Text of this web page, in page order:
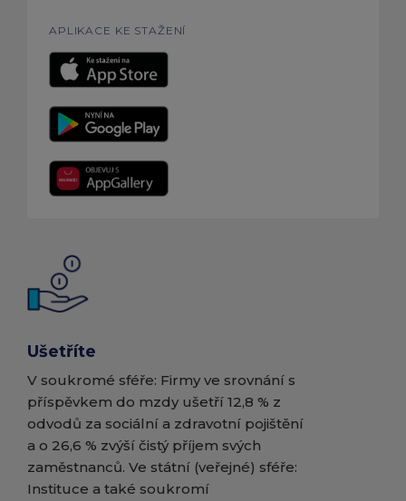
APLIKACE KE STAŽENÍ
Ušetříte
V soukromé sféře:​ Firmy ve srovnání s
příspěvkem do mzdy ušetří 12,8 % z
odvodů za sociální a zdravotní pojištění
a o 26,6 % zvýší čistý příjem svých
zaměstnanců. Ve státní (veřejné) sféře:​
Instituce a také soukromí